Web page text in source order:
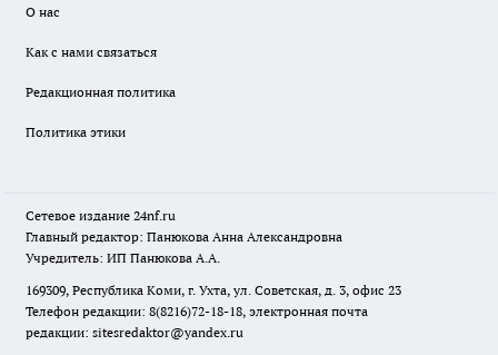
О нас
Как с нами связаться
Редакционная политика
Политика этики
Сетевое издание 24nf.ru
Главный редактор: Панюкова Анна Александровна
Учредитель: ИП Панюкова А.А.
169309, Республика Коми, г. Ухта, ул. Советская, д. 3, офис 23
Телефон редакции: 8(8216)72-18-18, электронная почта
редакции: sitesredaktor@yandex.ru